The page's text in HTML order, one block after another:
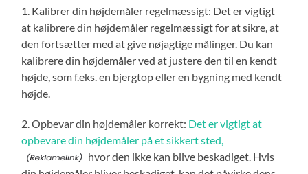
1. Kalibrer din højdemåler regelmæssigt: Det er vigtigt
at kalibrere din højdemåler regelmæssigt for at sikre, at
den fortsætter med at give nøjagtige målinger. Du kan
kalibrere din højdemåler ved at justere den til en kendt
højde, som f.eks. en bjergtop eller en bygning med kendt
højde.
2. Opbevar din højdemåler korrekt: Det er vigtigt at
opbevare din højdemåler på et sikkert sted,
hvor den ikke kan blive beskadiget. Hvis